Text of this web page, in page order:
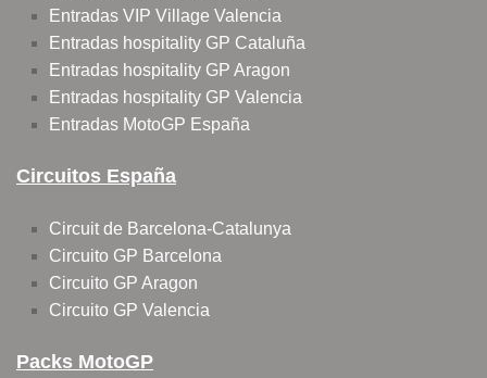
Entradas VIP Village Valencia
Entradas hospitality GP Cataluña
Entradas hospitality GP Aragon
Entradas hospitality GP Valencia
Entradas MotoGP España
Circuitos España
Circuit de Barcelona-Catalunya
Circuito GP Barcelona
Circuito GP Aragon
Circuito GP Valencia
Packs MotoGP